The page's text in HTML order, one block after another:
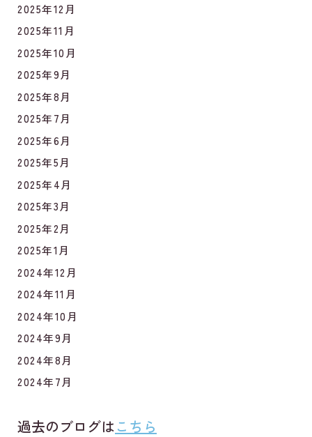
2025年12月
2025年11月
2025年10月
2025年9月
2025年8月
2025年7月
2025年6月
2025年5月
2025年4月
2025年3月
2025年2月
2025年1月
2024年12月
2024年11月
2024年10月
2024年9月
2024年8月
2024年7月
過去のブログはこちら